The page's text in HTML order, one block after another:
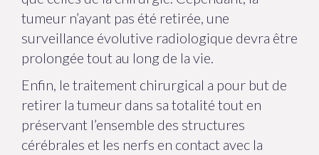
tumeur n’ayant pas été retirée, une
surveillance évolutive radiologique devra être
prolongée tout au long de la vie.
Enfin, le traitement chirurgical a pour but de
retirer la tumeur dans sa totalité tout en
préservant l’ensemble des structures
cérébrales et les nerfs en contact avec la